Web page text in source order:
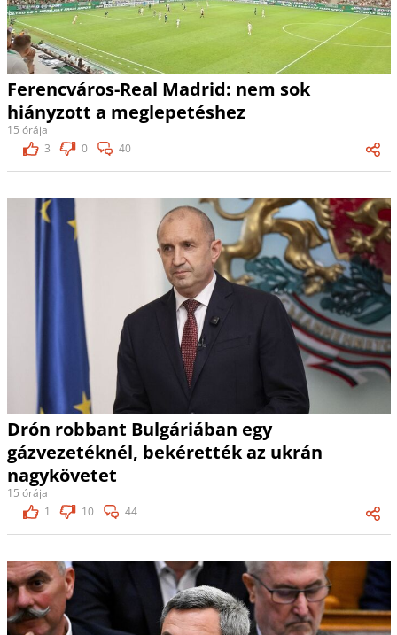
Ferencváros-Real Madrid: nem sok
hiányzott a meglepetéshez
15 órája
3
0 40
Drón robbant Bulgáriában egy
gázvezetéknél, bekérették az ukrán
nagykövetet
15 órája
1
10 44